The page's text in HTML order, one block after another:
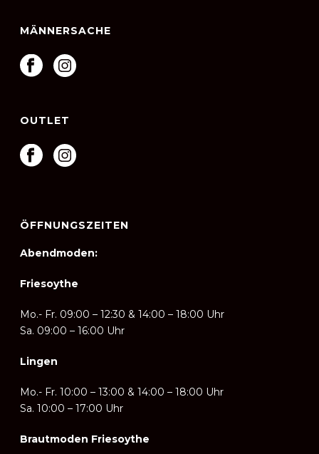
MÄNNERSACHE
OUTLET
ÖFFNUNGSZEITEN
Abendmoden:
Friesoythe
Mo.- Fr. 09:00 – 12:30 & 14:00 – 18:00 Uhr
Sa. 09:00 – 16:00 Uhr
Lingen
Mo.- Fr. 10:00 – 13:00 & 14:00– 18:00 Uhr
Sa. 10:00 – 17:00 Uhr
Brautmoden Friesoythe